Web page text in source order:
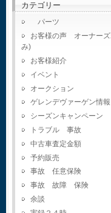
カテゴリー
パーツ
お客様の声 オーナー
み)
お客様紹介
イベント
オークション
ゲレンデヴァーゲン情報
シーズンキャンペーン
トラブル 事故
中古車査定金額
予約販売
事故 任意保険
事故 故障 保険
余談